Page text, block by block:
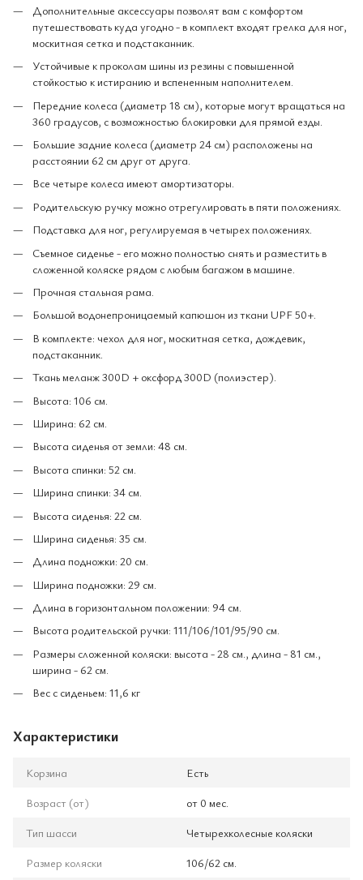
Дополнительные аксессуары позволят вам с комфортом
путешествовать куда угодно - в комплект входят грелка для ног,
москитная сетка и подстаканник.
Устойчивые к проколам шины из резины с повышенной
стойкостью к истиранию и вспененным наполнителем.
Передние колеса (диаметр 18 см), которые могут вращаться на
360 градусов, с возможностью блокировки для прямой езды.
Большие задние колеса (диаметр 24 см) расположены на
расстоянии 62 см друг от друга.
Все четыре колеса имеют амортизаторы.
Родительскую ручку можно отрегулировать в пяти положениях.
Подставка для ног, регулируемая в четырех положениях.
Съемное сиденье - его можно полностью снять и разместить в
сложенной коляске рядом с любым багажом в машине.
Прочная стальная рама.
Большой водонепроницаемый капюшон из ткани UPF 50+.
В комплекте: чехол для ног, москитная сетка, дождевик,
подстаканник.
Ткань меланж 300D + оксфорд 300D (полиэстер).
Высота: 106 см.
Ширина: 62 см.
Высота сиденья от земли: 48 см.
Высота спинки: 52 см.
Ширина спинки: 34 см.
Высота сиденья: 22 см.
Ширина сиденья: 35 см.
Длина подножки: 20 см.
Ширина подножки: 29 см.
Длина в горизонтальном положении: 94 см.
Высота родительской ручки: 111/106/101/95/90 см.
Размеры сложенной коляски: высота - 28 см., длина - 81 см.,
ширина - 62 см.
Вес с сиденьем: 11,6 кг
Характеристики
Корзина
Есть
Возраст (от)
от 0 мес.
Тип шасси
Четырехколесные коляски
Размер коляски
106/62 см.